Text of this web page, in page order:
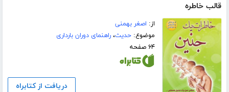
قالب خاطره
از: اصغر بهمنی
موضوع:حدیث،راهنمای دوران بارداری
۶۴ صفحه
دریافت از کتابراه